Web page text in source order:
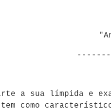
a sua límpida e
como